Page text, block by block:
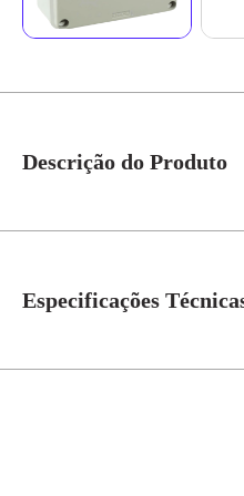
Descrição do Produto
condições ambientais moderadas.
Especificações